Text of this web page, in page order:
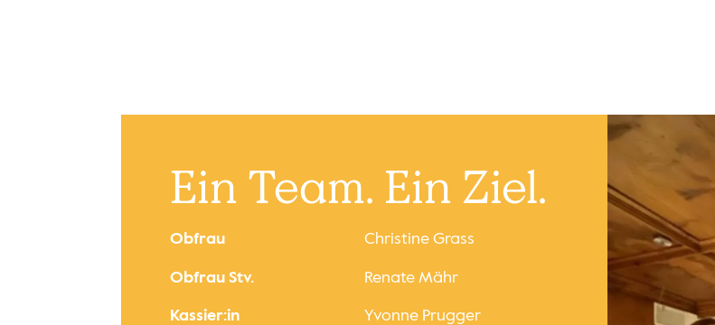
Ein Team. Ein Ziel.
Obfrau Christine Grass
Obfrau Stv. Renate Mähr
Kassier:in Yvonne Prugger